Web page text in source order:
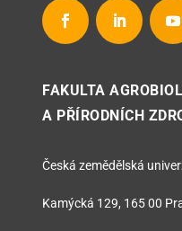
FAKULTA
A PŘÍRODNÍCH
Česká zemědělská
Kamýcká 129, 165 00